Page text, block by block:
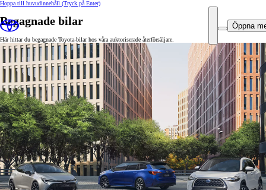
Hoppa till huvudinnehåll (Tryck på Enter)
Öppna
Begagnade bilar
Här hittar du begagnade Toyota-bilar hos våra auktoriserade återförsäljare.